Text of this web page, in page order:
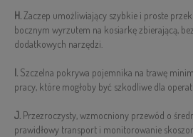
H.Zaczep umożliwiający szybkie i proste
bocznym wyrzutem na kosiarkę zbierającą,
dodatkowych narzędzi.
I. Szczelna pokrywa pojemnika na trawę
pracy, które mogłoby być szkodliwe dla
J. Przezroczysty, wzmocniony przewód o
prawidłowy transport i monitorowanie